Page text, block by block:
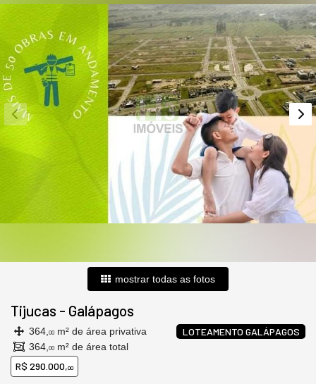
mostrar todas as fotos
Tijucas - Galápagos
LOTEAMENTO GALÁPAGOS
364, 00 m² de área privativa
364, 00 m² de área total
R$ 290.000,00